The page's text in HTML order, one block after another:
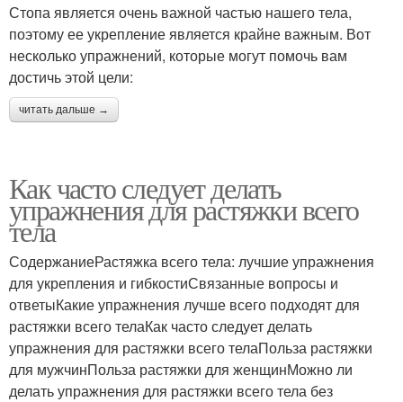
Стопа является очень важной частью нашего тела,
поэтому ее укрепление является крайне важным. Вот
несколько упражнений, которые могут помочь вам
достичь этой цели:
читать дальше →
Как часто следует делать
упражнения для растяжки всего
тела
СодержаниеРастяжка всего тела: лучшие упражнения
для укрепления и гибкостиСвязанные вопросы и
ответыКакие упражнения лучше всего подходят для
растяжки всего телаКак часто следует делать
упражнения для растяжки всего телаПольза растяжки
для мужчинПольза растяжки для женщинМожно ли
делать упражнения для растяжки всего тела без